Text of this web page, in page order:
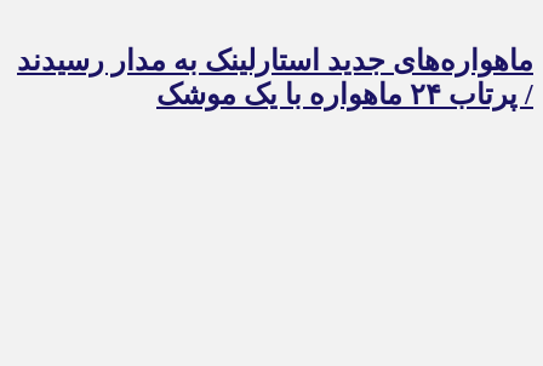
ماهواره‌های جدید استارلینک به مدار رسیدند
/ پرتاب ۲۴ ماهواره با یک موشک